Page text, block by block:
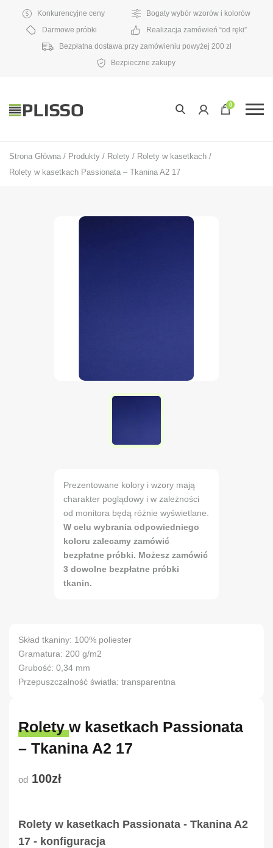
Konkurencyjne ceny
Bogaty wybór wzorów i kolorów
Darmowe próbki
Realizacja zamówień “od ręki”
Bezpłatna dostawa przy zamówieniu powyżej 200 zł
Bezpieczne zakupy
0
Strona Główna / Produkty / Rolety / Rolety w kasetkach /
Rolety w kasetkach Passionata – Tkanina A2 17
Prezentowane kolory i wzory mają
charakter poglądowy i w zależności
od monitora będą różnie wyświetlane.
W celu wybrania odpowiedniego
koloru zalecamy zamówić
bezpłatne próbki. Możesz zamówić
3 dowolne bezpłatne próbki
tkanin.
Skład tkaniny: 100% poliester
Gramatura: 200 g/m2
Grubość: 0,34 mm
Przepuszczalność światła: transparentna
Rolety w kasetkach Passionata
– Tkanina A2 17
od 100zł
Rolety w kasetkach Passionata - Tkanina A2
17 - konfiguracja